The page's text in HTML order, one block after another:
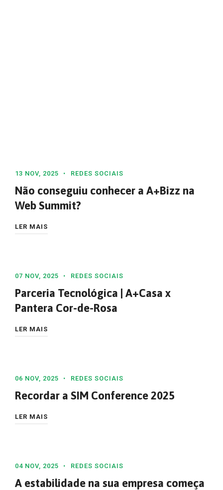
13 NOV, 2025 REDES SOCIAIS
Não conseguiu conhecer a A+Bizz na
Web Summit?
LER MAIS
07 NOV, 2025 REDES SOCIAIS
Parceria Tecnológica | A+Casa x
Pantera Cor-de-Rosa
LER MAIS
06 NOV, 2025 REDES SOCIAIS
Recordar a SIM Conference 2025
LER MAIS
04 NOV, 2025 REDES SOCIAIS
A estabilidade na sua empresa começa